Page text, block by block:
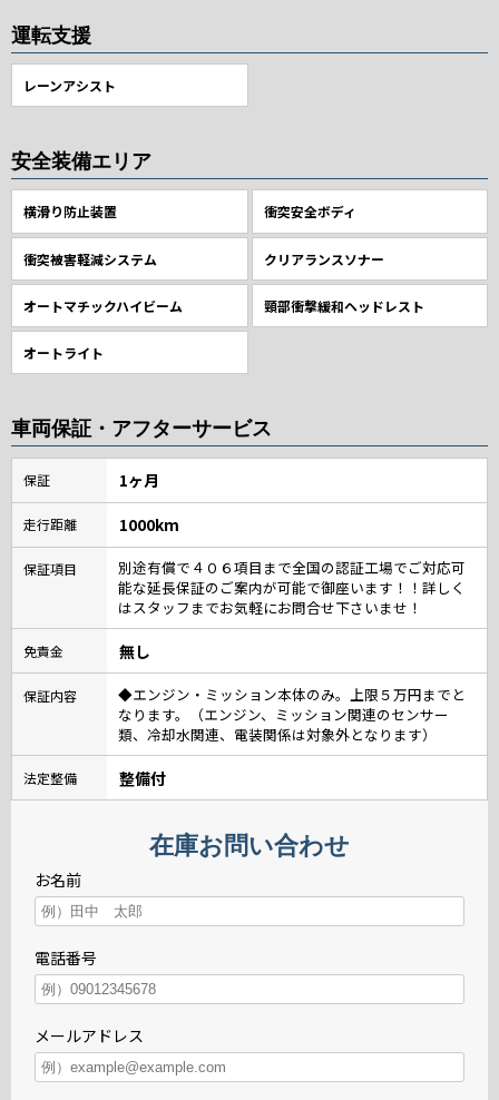
運転支援
レーンアシスト
安全装備エリア
横滑り防止装置 衝突安全ボディ
衝突被害軽減システム クリアランスソナー
オートマチックハイビーム 頸部衝撃緩和ヘッドレスト
オートライト
車両保証・アフターサービス
保証 1ヶ月
走行距離 1000km
保証項目
別途有償で４０６項目まで全国の認証工場でご対応可
能な延長保証のご案内が可能で御座います！！詳しく
はスタッフまでお気軽にお問合せ下さいませ！
免責金 無し
保証内容
◆エンジン・ミッション本体のみ。上限５万円までと
なります。（エンジン、ミッション関連のセンサー
類、冷却水関連、電装関係は対象外となります）
法定整備 整備付
在庫お問い合わせ
お名前
電話番号
メールアドレス